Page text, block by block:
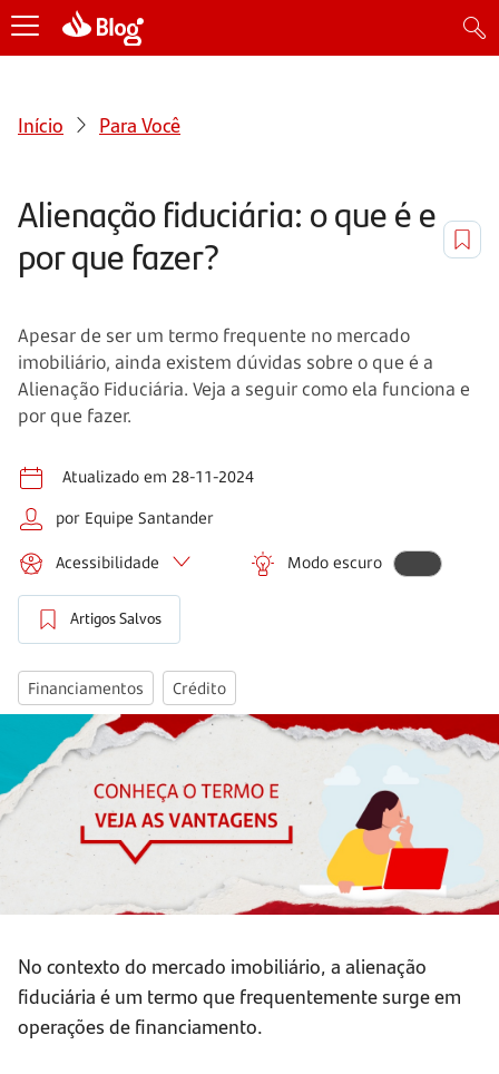
Início Para Você
Alienação fiduciária: o que é e
por que fazer?
Apesar de ser um termo frequente no mercado
imobiliário, ainda existem dúvidas sobre o que é a
Alienação Fiduciária. Veja a seguir como ela funciona e
por que fazer.
Atualizado em 28-11-2024
por Equipe Santander
Acessibilidade Modo escuro
Artigos Salvos
Financiamentos Crédito
No contexto do mercado imobiliário, a alienação
fiduciária é um termo que frequentemente surge em
operações de financiamento.